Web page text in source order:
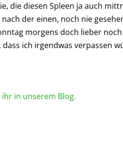
die diesen Spleen ja auch
der einen, noch nie
morgens doch lieber
ich irgendwas verpassen
in unserem Blog.